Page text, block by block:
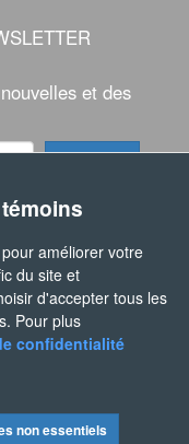
et des
améliorer votre
du site et
d'accepter tous les
Pour plus
confidentialité